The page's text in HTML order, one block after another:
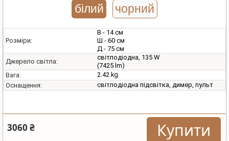
білий чорний
Розміри:
В - 14 см
Ш - 60 см
Д - 75 см
Джерело світла:
світлодіодна, 135 W
(7425 lm)
Вага:
2.42 kg
Оснащення:
світлодіодна підсвітка, димер, пульт
3060 ₴ Купити